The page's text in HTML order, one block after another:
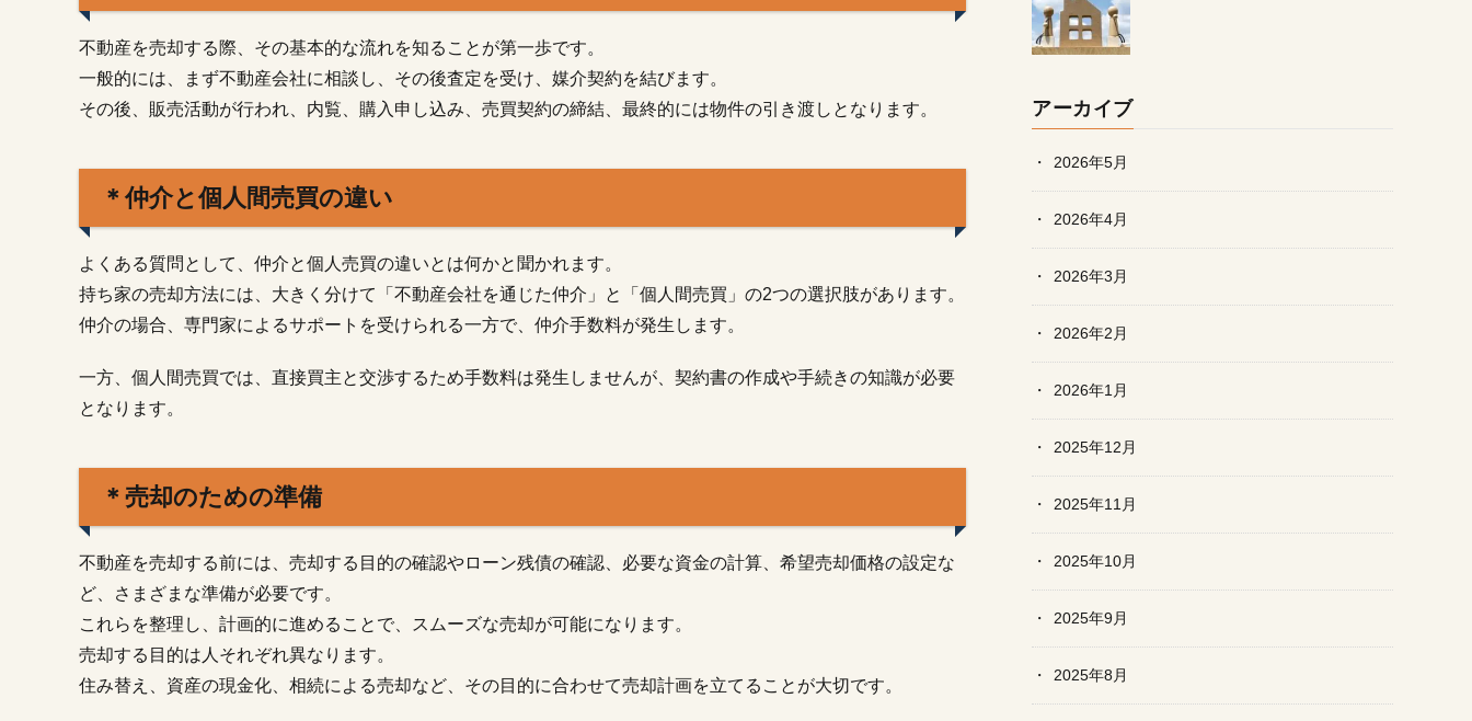
＊不
動産
の基
れ
介と
個人
間売
買の
1.3.
ため
の準
2.
ち家
売却
の手
順に
つい
不動産を売却する際、その基本的な流れを知ることが第一歩です。
一般的には、まず不動産会社に相談し、その後査定を受け、媒介契約を結びます。
その後、販売活動が行われ、内覧、購入申し込み、売買契約の締結、最終的には物件の引き渡しとなります。
＊仲介と個人間売買の違い
よくある質問として、仲介と個人売買の違いとは何かと聞かれます。
持ち家の売却方法には、大きく分けて「不動産会社を通じた仲介」と「個人間売買」の2つの選択肢があります。
仲介の場合、専門家によるサポートを受けられる一方で、仲介手数料が発生します。
一方、個人間売買では、直接買主と交渉するため手数料は発生しませんが、契約書の作成や手続きの知識が必要
となります。
＊売却のための準備
不動産を売却する前には、売却する目的の確認やローン残債の確認、必要な資金の計算、希望売却価格の設定な
ど、さまざまな準備が必要です。
これらを整理し、計画的に進めることで、スムーズな売却が可能になります。
売却する目的は人それぞれ異なります。
住み替え、資産の現金化、相続による売却など、その目的に合わせて売却計画を立てることが大切です。
アーカイブ
2026年5月
2026年4月
2026年3月
2026年2月
2026年1月
2025年12月
2025年11月
2025年10月
2025年9月
2025年8月